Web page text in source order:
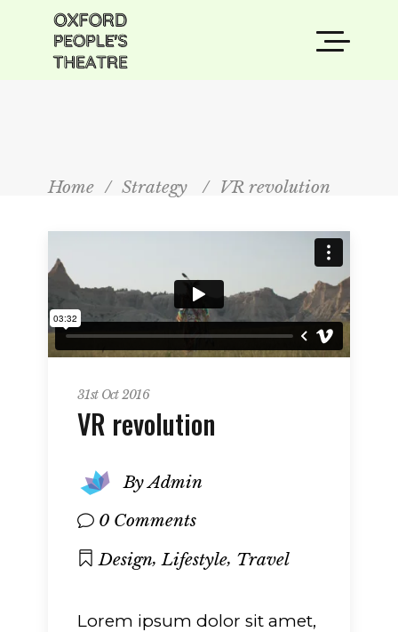
Home / Strategy / VR revolution
31st Oct 2016
VR revolution
By Admin
0 Comments
Design, Lifestyle, Travel
Lorem ipsum dolor sit amet,